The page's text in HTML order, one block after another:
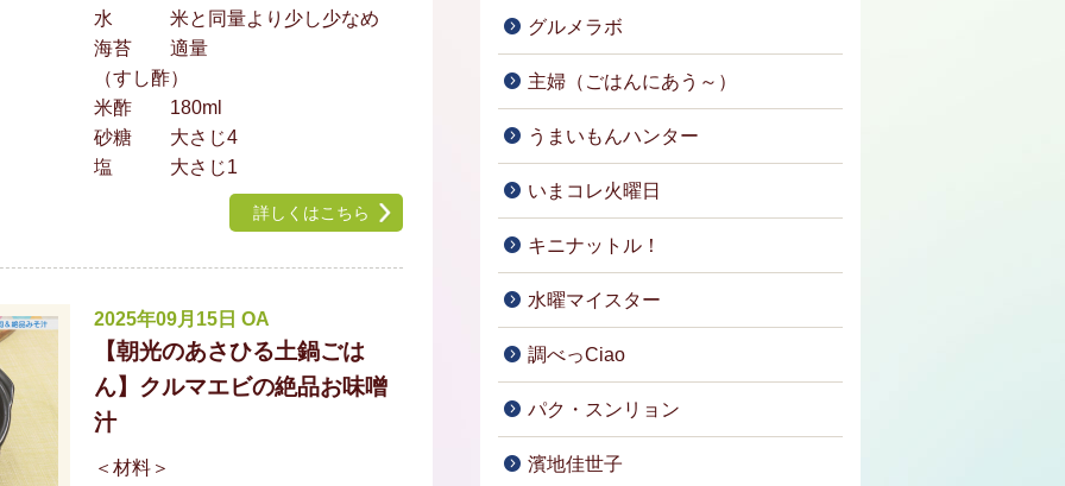
水 米と同量より少し少なめ
海苔 適量
（すし酢）
米酢 180ml
砂糖 大さじ4
塩 大さじ1
詳しくはこちら
2025年09月15日 OA
【朝光のあさひる土鍋ごは
ん】クルマエビの絶品お味噌
汁
＜材料＞
グルメラボ
主婦（ごはんにあう～）
うまいもんハンター
いまコレ火曜日
キニナットル！
水曜マイスター
調べっCiao
パク・スンリョン
濱地佳世子